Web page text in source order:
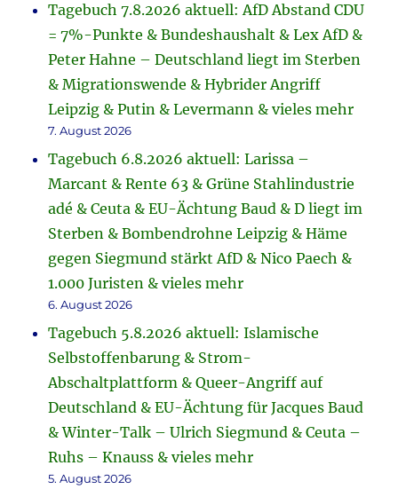
Tagebuch 7.8.2026 aktuell: AfD Abstand CDU
= 7%-Punkte & Bundeshaushalt & Lex AfD &
Peter Hahne – Deutschland liegt im Sterben
& Migrationswende & Hybrider Angriff
Leipzig & Putin & Levermann & vieles mehr
7. August 2026
Tagebuch 6.8.2026 aktuell: Larissa –
Marcant & Rente 63 & Grüne Stahlindustrie
adé & Ceuta & EU-Ächtung Baud & D liegt im
Sterben & Bombendrohne Leipzig & Häme
gegen Siegmund stärkt AfD & Nico Paech &
1.000 Juristen & vieles mehr
6. August 2026
Tagebuch 5.8.2026 aktuell: Islamische
Selbstoffenbarung & Strom-
Abschaltplattform & Queer-Angriff auf
Deutschland & EU-Ächtung für Jacques Baud
& Winter-Talk – Ulrich Siegmund & Ceuta –
Ruhs – Knauss & vieles mehr
5. August 2026